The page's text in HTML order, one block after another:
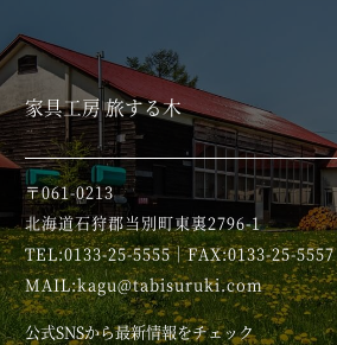
家具工房 旅する木
〒061-0213
北海道石狩郡当別町東裏2796-1
TEL:0133-25-5555｜FAX:0133-25-5557
MAIL:kagu@tabisuruki.com
公式SNSから最新情報をチェック